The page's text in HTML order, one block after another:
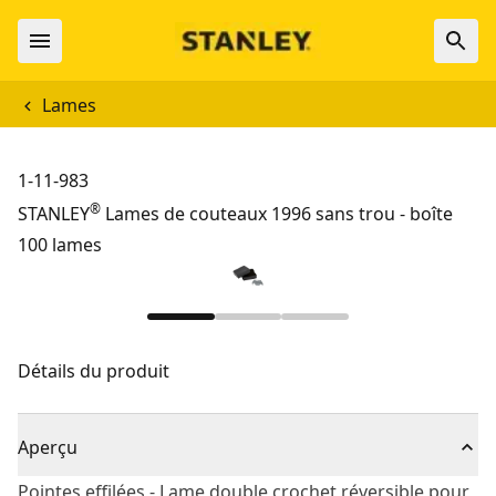
Lames
1-11-983
STANLEY® Lames de couteaux 1996 sans trou - boîte
100 lames
Détails du produit
Aperçu